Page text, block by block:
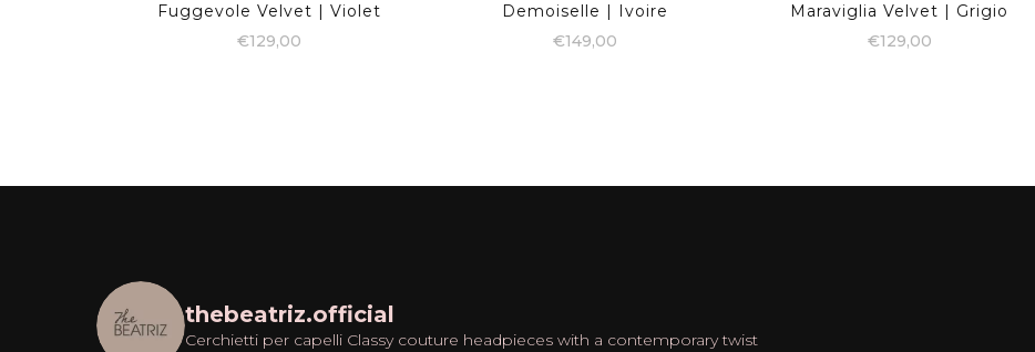
Fuggevole Velvet | Violet
€129,00
Demoiselle | Ivoire
€149,00
Maraviglia Velvet | Grigio
€129,00
thebeatriz.official
Cerchietti per capelli Classy couture headpieces with a contemporary twist